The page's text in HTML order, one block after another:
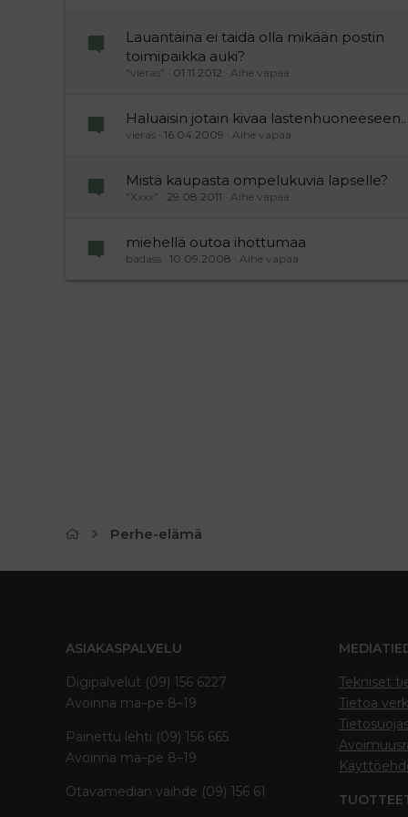
Lauantaina ei taida olla mikään postin
toimipaikka auki?
"vieras" 01.11.2012 Aihe vapaa
Haluaisin jotain kivaa lastenhuoneeseen..
vieras 16.04.2009 Aihe vapaa
Mistä kaupasta ompelukuvia lapselle?
"Xxxx" 29.08.2011 Aihe vapaa
miehellä outoa ihottumaa
badass 10.09.2008 Aihe vapaa
Perhe-elämä
ASIAKASPALVELU
Digipalvelut (09) 156 6227
Avoinna ma–pe 8–19
Painettu lehti (09) 156 665
Avoinna ma–pe 8–19
Otavamedian vaihde (09) 156 61
Tekniset
Tietoa